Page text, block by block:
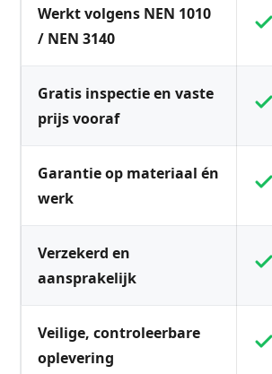
Werkt volgens NEN 1010
/ NEN 3140
Gratis inspectie en vaste
prijs vooraf
Garantie op materiaal én
werk
Verzekerd en
aansprakelijk
Veilige, controleerbare
oplevering